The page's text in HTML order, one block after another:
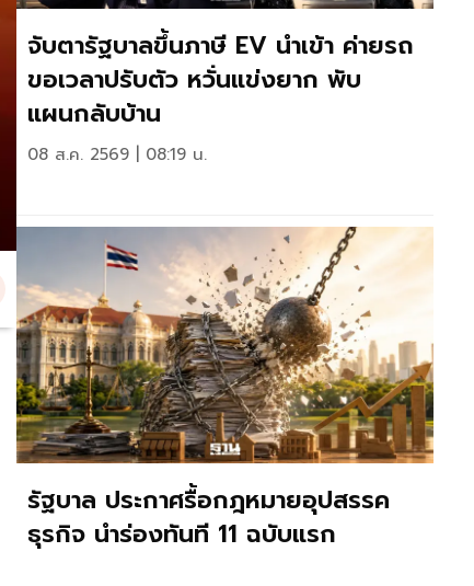
จับตารัฐบาลขึ้นภาษี EV นำเข้า ค่ายรถ
ขอเวลาปรับตัว หวั่นแข่งยาก พับ
แผนกลับบ้าน
08 ส.ค. 2569 | 08:19 น.
รัฐบาล ประกาศรื้อกฎหมายอุปสรรค
ธุรกิจ นำร่องทันที 11 ฉบับแรก